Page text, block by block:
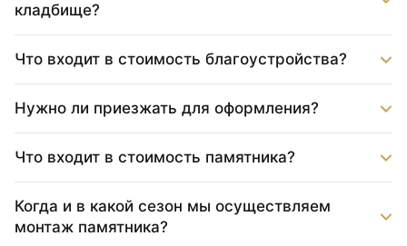
кладбище?
Что входит в стоимость благоустройства?
Нужно ли приезжать для оформления?
Что входит в стоимость памятника?
Когда и в какой сезон мы осуществляем
монтаж памятника?